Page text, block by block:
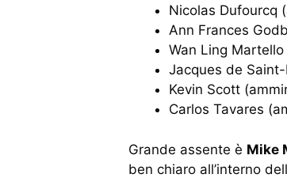
Nicolas Dufourcq
Ann Frances
Wan Ling
Jacques de
Kevin Scott
Carlos Tavares
Grande assente è Mike
ben chiaro all’interno